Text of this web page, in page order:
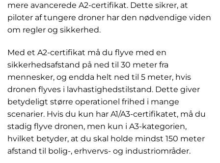
mere avancerede A2-certifikat. Dette sikrer, at
piloter af tungere droner har den nødvendige viden
om regler og sikkerhed.
Med et A2-certifikat må du flyve med en
sikkerhedsafstand på ned til 30 meter fra
mennesker, og endda helt ned til 5 meter, hvis
dronen flyves i lavhastighedstilstand. Dette giver
betydeligt større operationel frihed i mange
scenarier. Hvis du kun har A1/A3-certifikatet, må du
stadig flyve dronen, men kun i A3-kategorien,
hvilket betyder, at du skal holde mindst 150 meter
afstand til bolig-, erhvervs- og industriområder.